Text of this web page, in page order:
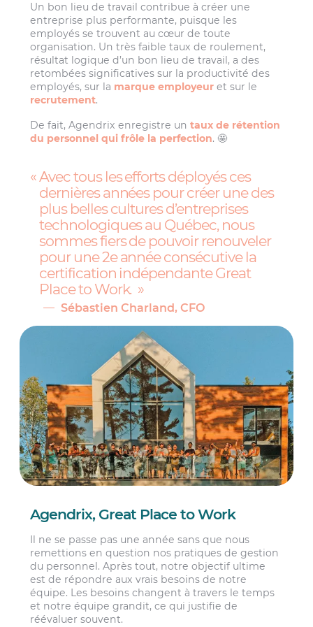
Un bon lieu de travail contribue à créer une
entreprise plus performante, puisque les
employés se trouvent au cœur de toute
organisation. Un très faible taux de roulement,
résultat logique d’un bon lieu de travail, a des
retombées significatives sur la productivité des
employés, sur la marque employeur et sur le
recrutement.
De fait, Agendrix enregistre untaux de rétention
du personnel qui frôle la perfection. 🤩
Avec tous les efforts déployés ces
dernières années pour créer une des
plus belles cultures d’entreprises
technologiques au Québec, nous
sommes fiers de pouvoir renouveler
pour une 2e année consécutive la
certification indépendante Great
Place to Work.
Sébastien Charland, CFO
Agendrix, Great Place to Work
Il ne se passe pas une année sans que nous
remettions en question nos pratiques de gestion
du personnel. Après tout, notre objectif ultime
est de répondre aux vrais besoins de notre
équipe. Les besoins changent à travers le temps
et notre équipe grandit, ce qui justifie de
réévaluer souvent.